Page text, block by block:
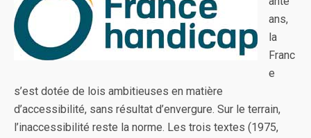
ans,
la
Franc
e
s’est dotée de lois ambitieuses en matière
d’accessibilité, sans résultat d’envergure. Sur le terrain,
l’inaccessibilité reste la norme. Les trois textes (1975,